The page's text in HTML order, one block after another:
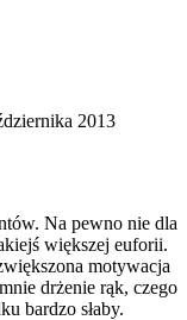
2013
Na pewno nie dla
większej euforii.
motywacja
drżenie rąk, czego
bardzo słaby.